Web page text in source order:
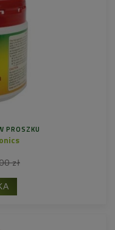
PROSZKU
zł